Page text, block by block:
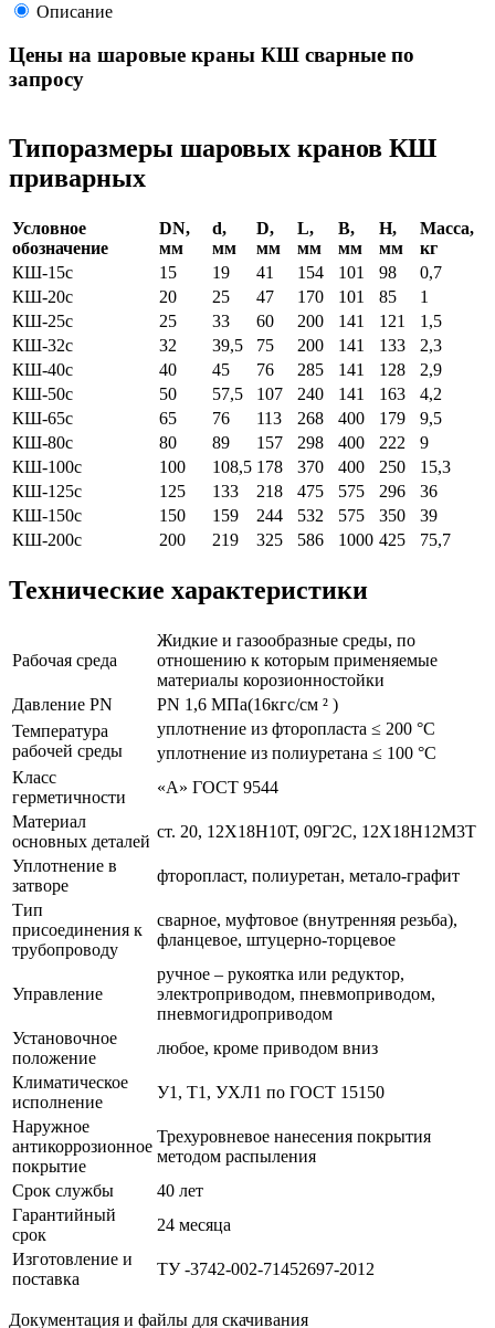
Описание
Цены на шаровые краны КШ сварные по
запросу
Типоразмеры шаровых кранов КШ
приварных
Условное
обозначение
DN,
мм
d,
мм
D,
мм
L,
мм
B,
мм
H,
мм
Масса,
кг
КШ-15c
15 19 41 154 101 98
0,7
КШ-20c
20 25 47 170 101 85
1
КШ-25c
25 33 60 200 141 121
1,5
КШ-32c
32 39,5 75 200 141 133
2,3
КШ-40c
40 45 76 285 141 128
2,9
КШ-50c
50 57,5 107 240 141 163
4,2
КШ-65c
65 76 113 268 400 179
9,5
КШ-80c
80 89 157 298 400 222
9
КШ-100c
100 108,5 178 370 400 250
15,3
КШ-125c
125 133 218 475 575 296
36
КШ-150c
150 159 244 532 575 350
39
КШ-200c
200 219 325 586 1000 425 75,7
Технические характеристики
Рабочая среда
Жидкие и газообразные среды, по
отношению к которым применяемые
материалы корозионностойки
Давление PN
PN 1,6 МПа(16кгс/см ² )
Температура
рабочей среды
уплотнение из фторопласта ≤ 200 °С
уплотнение из полиуретана ≤ 100 °С
Класс
герметичности
«А» ГОСТ 9544
Материал
основных деталей
ст. 20, 12Х18Н10Т, 09Г2С, 12Х18Н12М3Т
Уплотнение в
затворе
фторопласт, полиуретан, метало-графит
Тип
присоединения к
трубопроводу
сварное, муфтовое (внутренняя резьба),
фланцевое, штуцерно-торцевое
Управление
ручное – рукоятка или редуктор,
электроприводом, пневмоприводом,
пневмогидроприводом
Установочное
положение
любое, кроме приводом вниз
Климатическое
исполнение
У1, Т1, УХЛ1 по ГОСТ 15150
Наружное
антикоррозионное
покрытие
Трехуровневое нанесения покрытия
методом распыления
Срок службы
40 лет
Гарантийный
срок
24 месяца
Изготовление и
поставка
ТУ -3742-002-71452697-2012
Документация и файлы для скачивания